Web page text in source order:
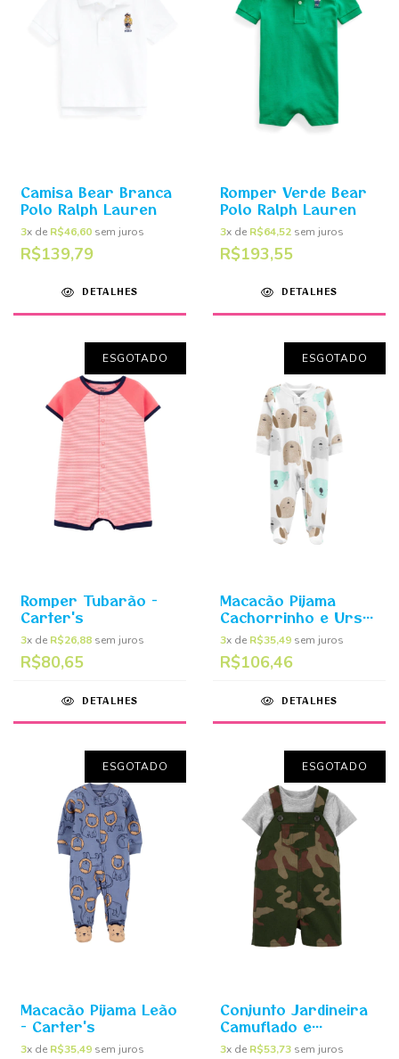
Camisa Bear Branca
Polo Ralph Lauren
3x de R$46,60 sem juros
R$139,79
DETALHES
Romper Verde Bear
Polo Ralph Lauren
3x de R$64,52 sem juros
R$193,55
DETALHES
ESGOTADO
Romper Tubarão -
Carter's
3x de R$26,88 sem juros
R$80,65
DETALHES
ESGOTADO
Macacão Pijama
Cachorrinho e Urso
- Carter's
3x de R$35,49 sem juros
R$106,46
DETALHES
ESGOTADO
Macacão Pijama Leão
- Carter's
3x de R$35,49 sem juros
ESGOTADO
Conjunto Jardineira
Camuflado e
Camiseta - Carter's
3x de R$53,73 sem juros